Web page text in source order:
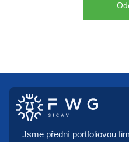
Jsme přední portfoliovou